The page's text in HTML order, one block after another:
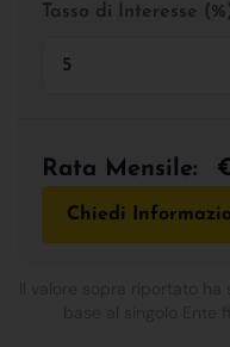
Tasso di Interesse
Rata Mensile:
Chiedi